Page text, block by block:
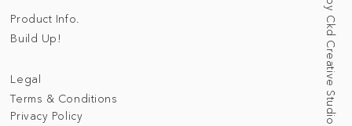
Legal
Terms & Conditions
Privacy Policy
Product Info.
Build Up!